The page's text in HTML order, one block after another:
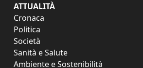
ATTUALITÀ
Cronaca
Politica
Società
Sanità e Salute
Ambiente e Sostenibilità